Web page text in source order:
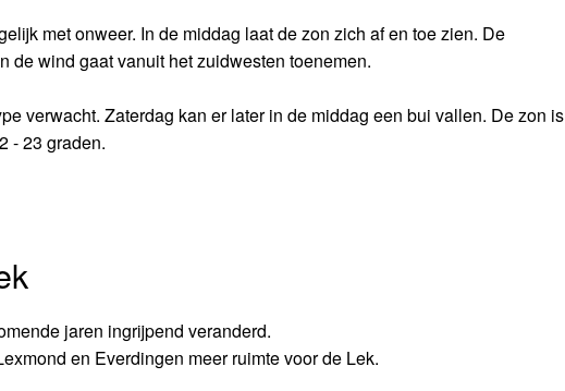
met onweer. In de middag laat de zon zich af en toe zien. De
de wind gaat vanuit het zuidwesten toenemen.
verwacht. Zaterdag kan er later in de middag een bui vallen. De zon is
- 23 graden.
jaren ingrijpend veranderd.
en Everdingen meer ruimte voor de Lek.